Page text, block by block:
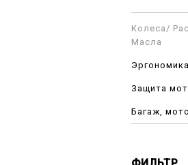
Колеса/
Масла
Защита
Багаж,